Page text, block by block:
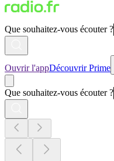
Que souhaitez-vous écouter ?
Ouvrir l'appDécouvrir Prime
Que souhaitez-vous écouter ?